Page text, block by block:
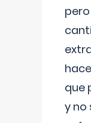
que
y no